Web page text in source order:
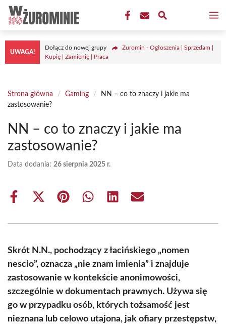
Przejdź
treści
UWAGA!
Dołącz do nowej grupy
Żuromin - Ogłoszenia | Sprzedam |
Kupię | Zamienię | Praca
Strona główna / Gaming /
NN – co to znaczy i jakie ma
zastosowanie?
NN – co to znaczy i jakie ma
zastosowanie?
Data dodania: 26 sierpnia 2025 r.
Share
Share
(Twitter)
Share Share Share Share
Skrót N.N., pochodzący z łacińskiego „nomen
nescio”, oznacza „nie znam imienia” i znajduje
zastosowanie w kontekście anonimowości,
szczególnie w dokumentach prawnych. Używa się
go w przypadku osób, których tożsamość jest
nieznana lub celowo utajona, jak ofiary przestępstw,